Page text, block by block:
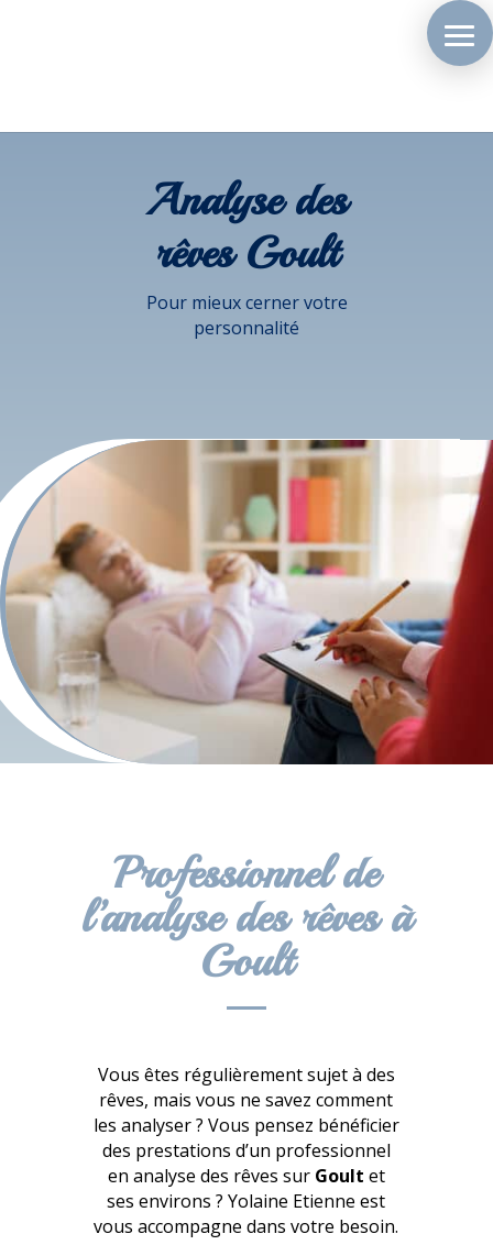
Analyse des
rêves Goult
Pour mieux cerner votre
personnalité
Professionnel de
l’analyse des rêves à
Goult
Vous êtes régulièrement sujet à des
rêves, mais vous ne savez comment
les analyser ? Vous pensez bénéficier
des prestations d’un professionnel
en analyse des rêves sur Goult et
ses environs ? Yolaine Etienne est
vous accompagne dans votre besoin.